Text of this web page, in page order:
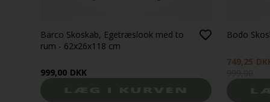
Barco Skoskab, Egetræslook med to
rum - 62x26x118 cm
999,00 DKK
Bodo
749,25